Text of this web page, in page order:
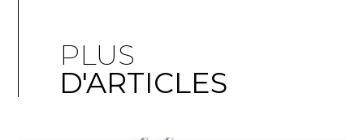
PLUS
D'ARTICLES